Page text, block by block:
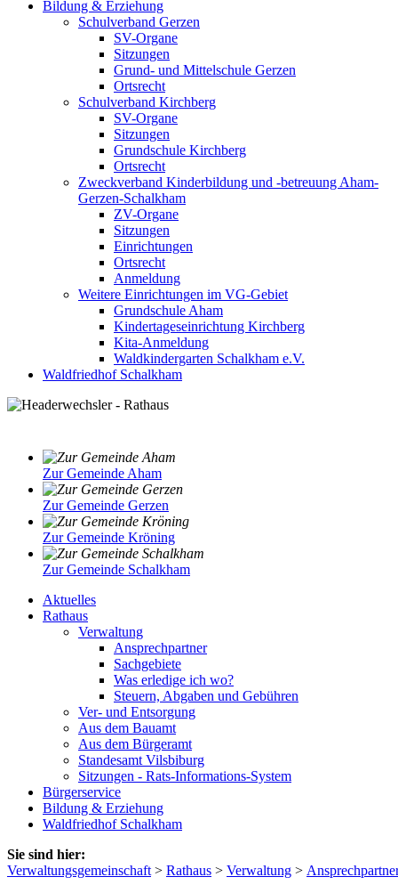
Bildung & Erziehung
Schulverband Gerzen
SV-Organe
Sitzungen
Grund- und Mittelschule Gerzen
Ortsrecht
Schulverband Kirchberg
SV-Organe
Sitzungen
Grundschule Kirchberg
Ortsrecht
Zweckverband Kinderbildung und -betreuung Aham-
Gerzen-Schalkham
ZV-Organe
Sitzungen
Einrichtungen
Ortsrecht
Anmeldung
Weitere Einrichtungen im VG-Gebiet
Grundschule Aham
Kindertageseinrichtung Kirchberg
Kita-Anmeldung
Waldkindergarten Schalkham e.V.
Waldfriedhof Schalkham
Zur Gemeinde Aham
Zur Gemeinde Gerzen
Zur Gemeinde Kröning
Zur Gemeinde Schalkham
Aktuelles
Rathaus
Verwaltung
Ansprechpartner
Sachgebiete
Was erledige ich wo?
Steuern, Abgaben und Gebühren
Ver- und Entsorgung
Aus dem Bauamt
Aus dem Bürgeramt
Standesamt Vilsbiburg
Sitzungen - Rats-Informations-System
Bürgerservice
Bildung & Erziehung
Waldfriedhof Schalkham
Sie sind hier:
Verwaltungsgemeinschaft > Rathaus > Verwaltung >